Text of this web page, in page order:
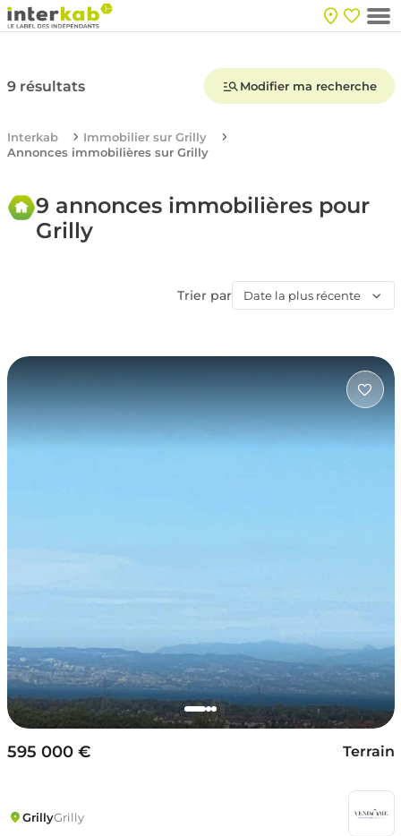
9 résultats Modifier ma recherche
Interkab
Immobilier sur Grilly
Annonces immobilières sur Grilly
9 annonces immobilières pour
Grilly
Trier par Date la plus récente
595 000 € Terrain
GrillyGrilly